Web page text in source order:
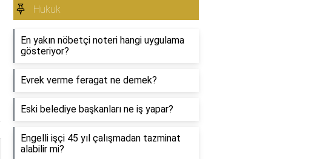
Hukuk
En yakın nöbetçi noteri hangi uygulama
gösteriyor?
Evrek verme feragat ne demek?
Eski belediye başkanları ne iş yapar?
Engelli işçi 45 yıl çalışmadan tazminat
alabilir mi?